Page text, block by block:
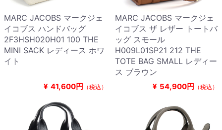
MARC JACOBS マークジェ
イコブス ハンドバッグ
2F3HSH020H01 100 THE
MINI SACK レディース ホワ
イト
¥ 41,600円 （税込）
MARC JACOBS マークジェ
イコブス ザ レザー トートバ
ッグ スモール
H009L01SP21 212 THE
TOTE BAG SMALL レディー
ス ブラウン
¥ 54,900円 （税込）